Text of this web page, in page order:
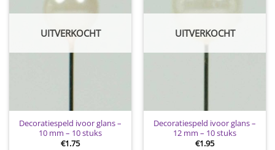
UITVERKOCHT
Decoratiespeld ivoor glans –
10 mm – 10 stuks
€1.75
UITVERKOCHT
Decoratiespeld ivoor glans –
12 mm – 10 stuks
€1.95